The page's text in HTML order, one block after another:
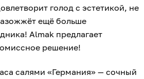
голод с эстетикой, не
ещё больше
Almak предлагает
решение!
салями «Германия» — сочный